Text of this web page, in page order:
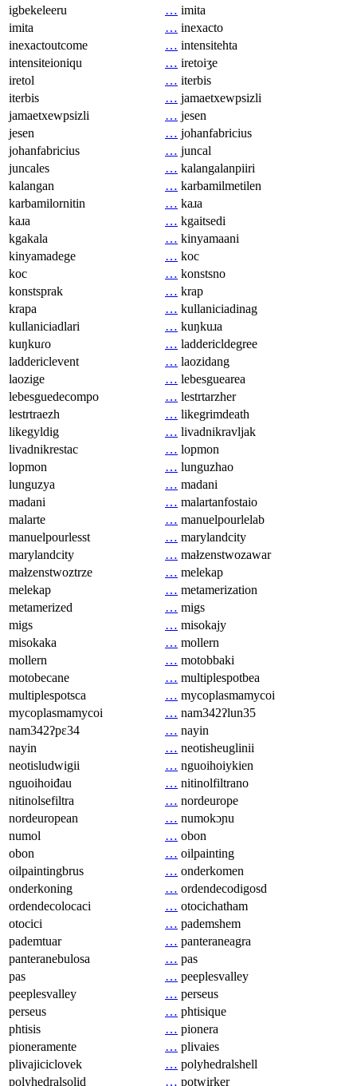
igbekeleeru
… imita
imita
… inexacto
inexactoutcome
… intensitehta
intensiteioniqu
… iretoiʒe
iretol
… iterbis
iterbis
… jamaetxewpsizli
jamaetxewpsizli
… jesen
jesen
… johanfabricius
johanfabricius
… juncal
juncales
… kalangalanpiiri
kalangan
… karbamilmetilen
karbamilornitin
… kaɹa
kaɹa
… kgaitsedi
kgakala
… kinyamaani
kinyamadege
… koc
koc
… konstsno
konstsprak
… krap
krapa
… kullaniciadinag
kullaniciadlari
… kuŋkuɹa
kuŋkuɾo
… laddericldegree
laddericlevent
… laozidang
laozige
… lebesguearea
lebesguedecompo
… lestrtarzher
lestrtraezh
… likegrimdeath
likegyldig
… livadnikravljak
livadnikrestac
… lopmon
lopmon
… lunguzhao
lunguzya
… madani
madani
… malartanfostaio
malarte
… manuelpourlelab
manuelpourlesst
… marylandcity
marylandcity
… małzenstwozawar
małzenstwoztrze
… melekap
melekap
… metamerization
metamerized
… migs
migs
… misokajy
misokaka
… mollern
mollern
… motobbaki
motobecane
… multiplespotbea
multiplespotsca
… mycoplasmamycoi
mycoplasmamycoi
… nam342ʔlun35
nam342ʔpɛ34
… nayin
nayin
… neotisheuglinii
neotisludwigii
… nguoihoiykien
nguoihoiđau
… nitinolfiltrano
nitinolsefiltra
… nordeurope
nordeuropean
… numokɔɲu
numol
… obon
obon
… oilpainting
oilpaintingbrus
… onderkomen
onderkoning
… ordendecodigosd
ordendecolocaci
… otocichatham
otocici
… pademshem
pademtuar
… panteraneagra
panteranebulosa
… pas
pas
… peeplesvalley
peeplesvalley
… perseus
perseus
… phtisique
phtisis
… pionera
pioneramente
… plivaies
plivajiciclovek
… polyhedralshell
polyhedralsolid
… potwirker